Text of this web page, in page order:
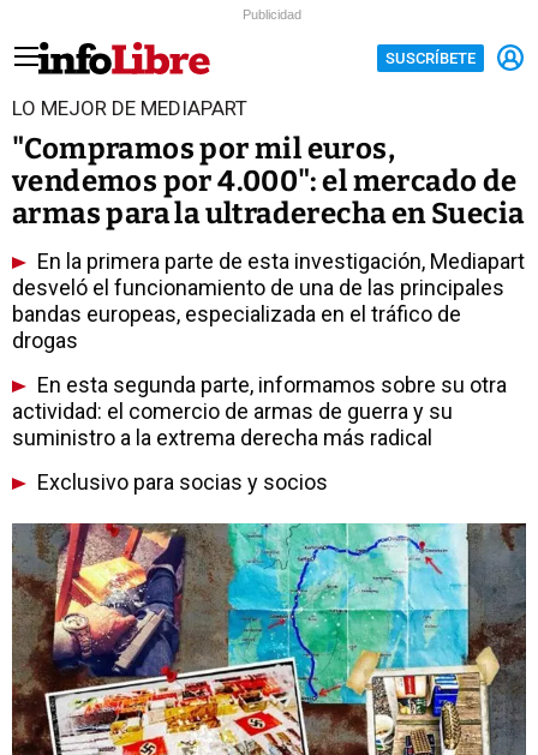
Publicidad
SUSCRÍBETE
LO MEJOR DE MEDIAPART
"Compramos por mil euros,
vendemos por 4.000": el mercado de
armas para la ultraderecha en Suecia
En la primera parte de esta investigación, Mediapart
desveló el funcionamiento de una de las principales
bandas europeas, especializada en el tráfico de
drogas
En esta segunda parte, informamos sobre su otra
actividad: el comercio de armas de guerra y su
suministro a la extrema derecha más radical
Exclusivo para socias y socios